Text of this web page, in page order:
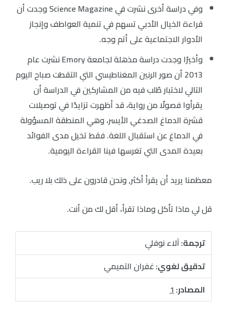
وفي دراسة أخرى نشرت في Science Magazine وجدت أن
قراءة الخيال الأدبي تسهم في تنمية العواطف وإنجاز
الأدوار الاجتماعية على أتم وجه.
وأخيرًا وجدت دراسة مذهلة لجامعة Emory نشرت عام
2013 أن صور الرنين المغناطيسي التي التقطت صباح اليوم
التالي لاختبار طُلب فيه من المشاركين في الدراسة أن
يقرأوا فصولًا من رواية، قد أظهرت تزايدًا في توصيلات
قشرة الدماغ الصدغي الأيسر، وهي المنطقة المسؤولة
في الدماغ عن استقبال اللغة. فقط تخيل مدى الفوائد
بعيدة المدى التي تغرسها فينا القراءة اليومية.
معظمنا يريد أن يقرأ أكثر, ونحن قادرون على ذلك بلا ريب.
قل لي ماذا تأكل وماذا تقرأ، أقل لك من أنت.
ترجمة:آلاء نوفلي
تدقيق لغوي:غفران التميمي
المصادر:1